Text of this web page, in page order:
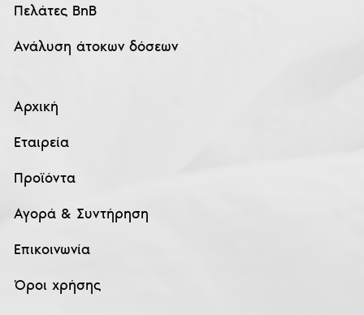
Πελάτες BnB
Ανάλυση άτοκων δόσεων
Αρχική
Εταιρεία
Προϊόντα
Αγορά & Συντήρηση
Επικοινωνία
Όροι χρήσης